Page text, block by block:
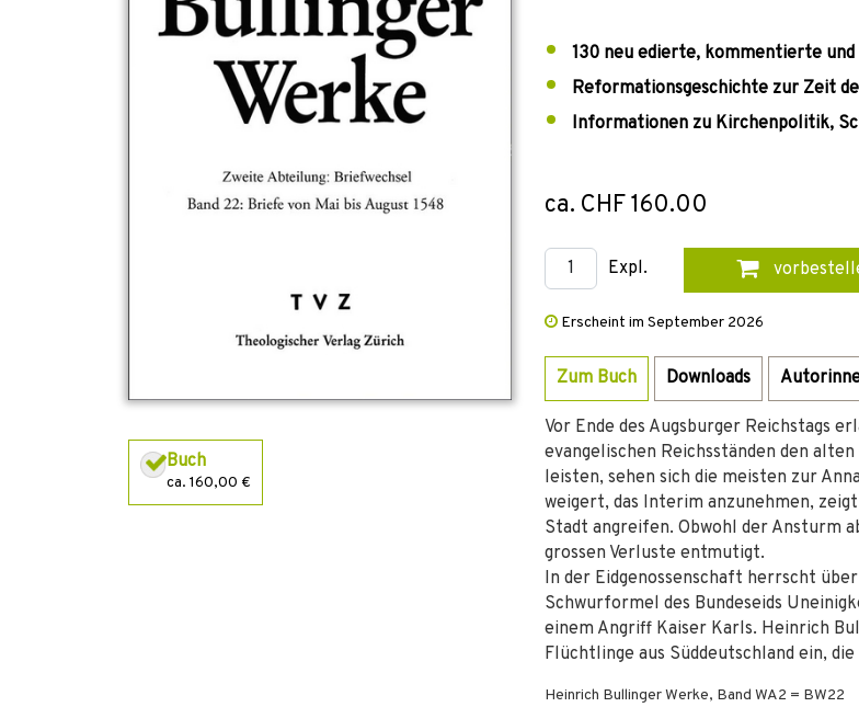
Buch
ca. 160,00 €
130 neu edierte, kommentierte
Reformationsgeschichte zur Zeit
Informationen zu Kirchenpolitik,
ca. CHF 160.00
Expl.
Erscheint im September 2026
Zum Buch Downloads
Vor Ende des Augsburger Reichstags
evangelischen Reichsständen den
leisten, sehen sich die meisten zur
weigert, das Interim anzunehmen,
Stadt angreifen. Obwohl der Ansturm
grossen Verluste entmutigt.
In der Eidgenossenschaft herrscht
Schwurformel des Bundeseids
einem Angriff Kaiser Karls. Heinrich
Flüchtlinge aus Süddeutschland ein,
Heinrich Bullinger Werke, Band WA2 = BW22